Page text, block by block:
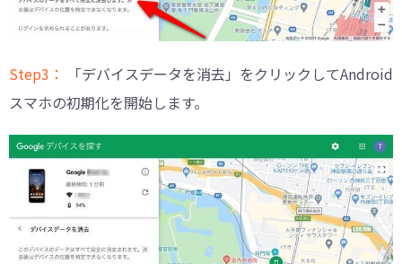
Step3：
「デバイスデータを消去」をクリックしてAndroid
スマホの初期化を開始します。